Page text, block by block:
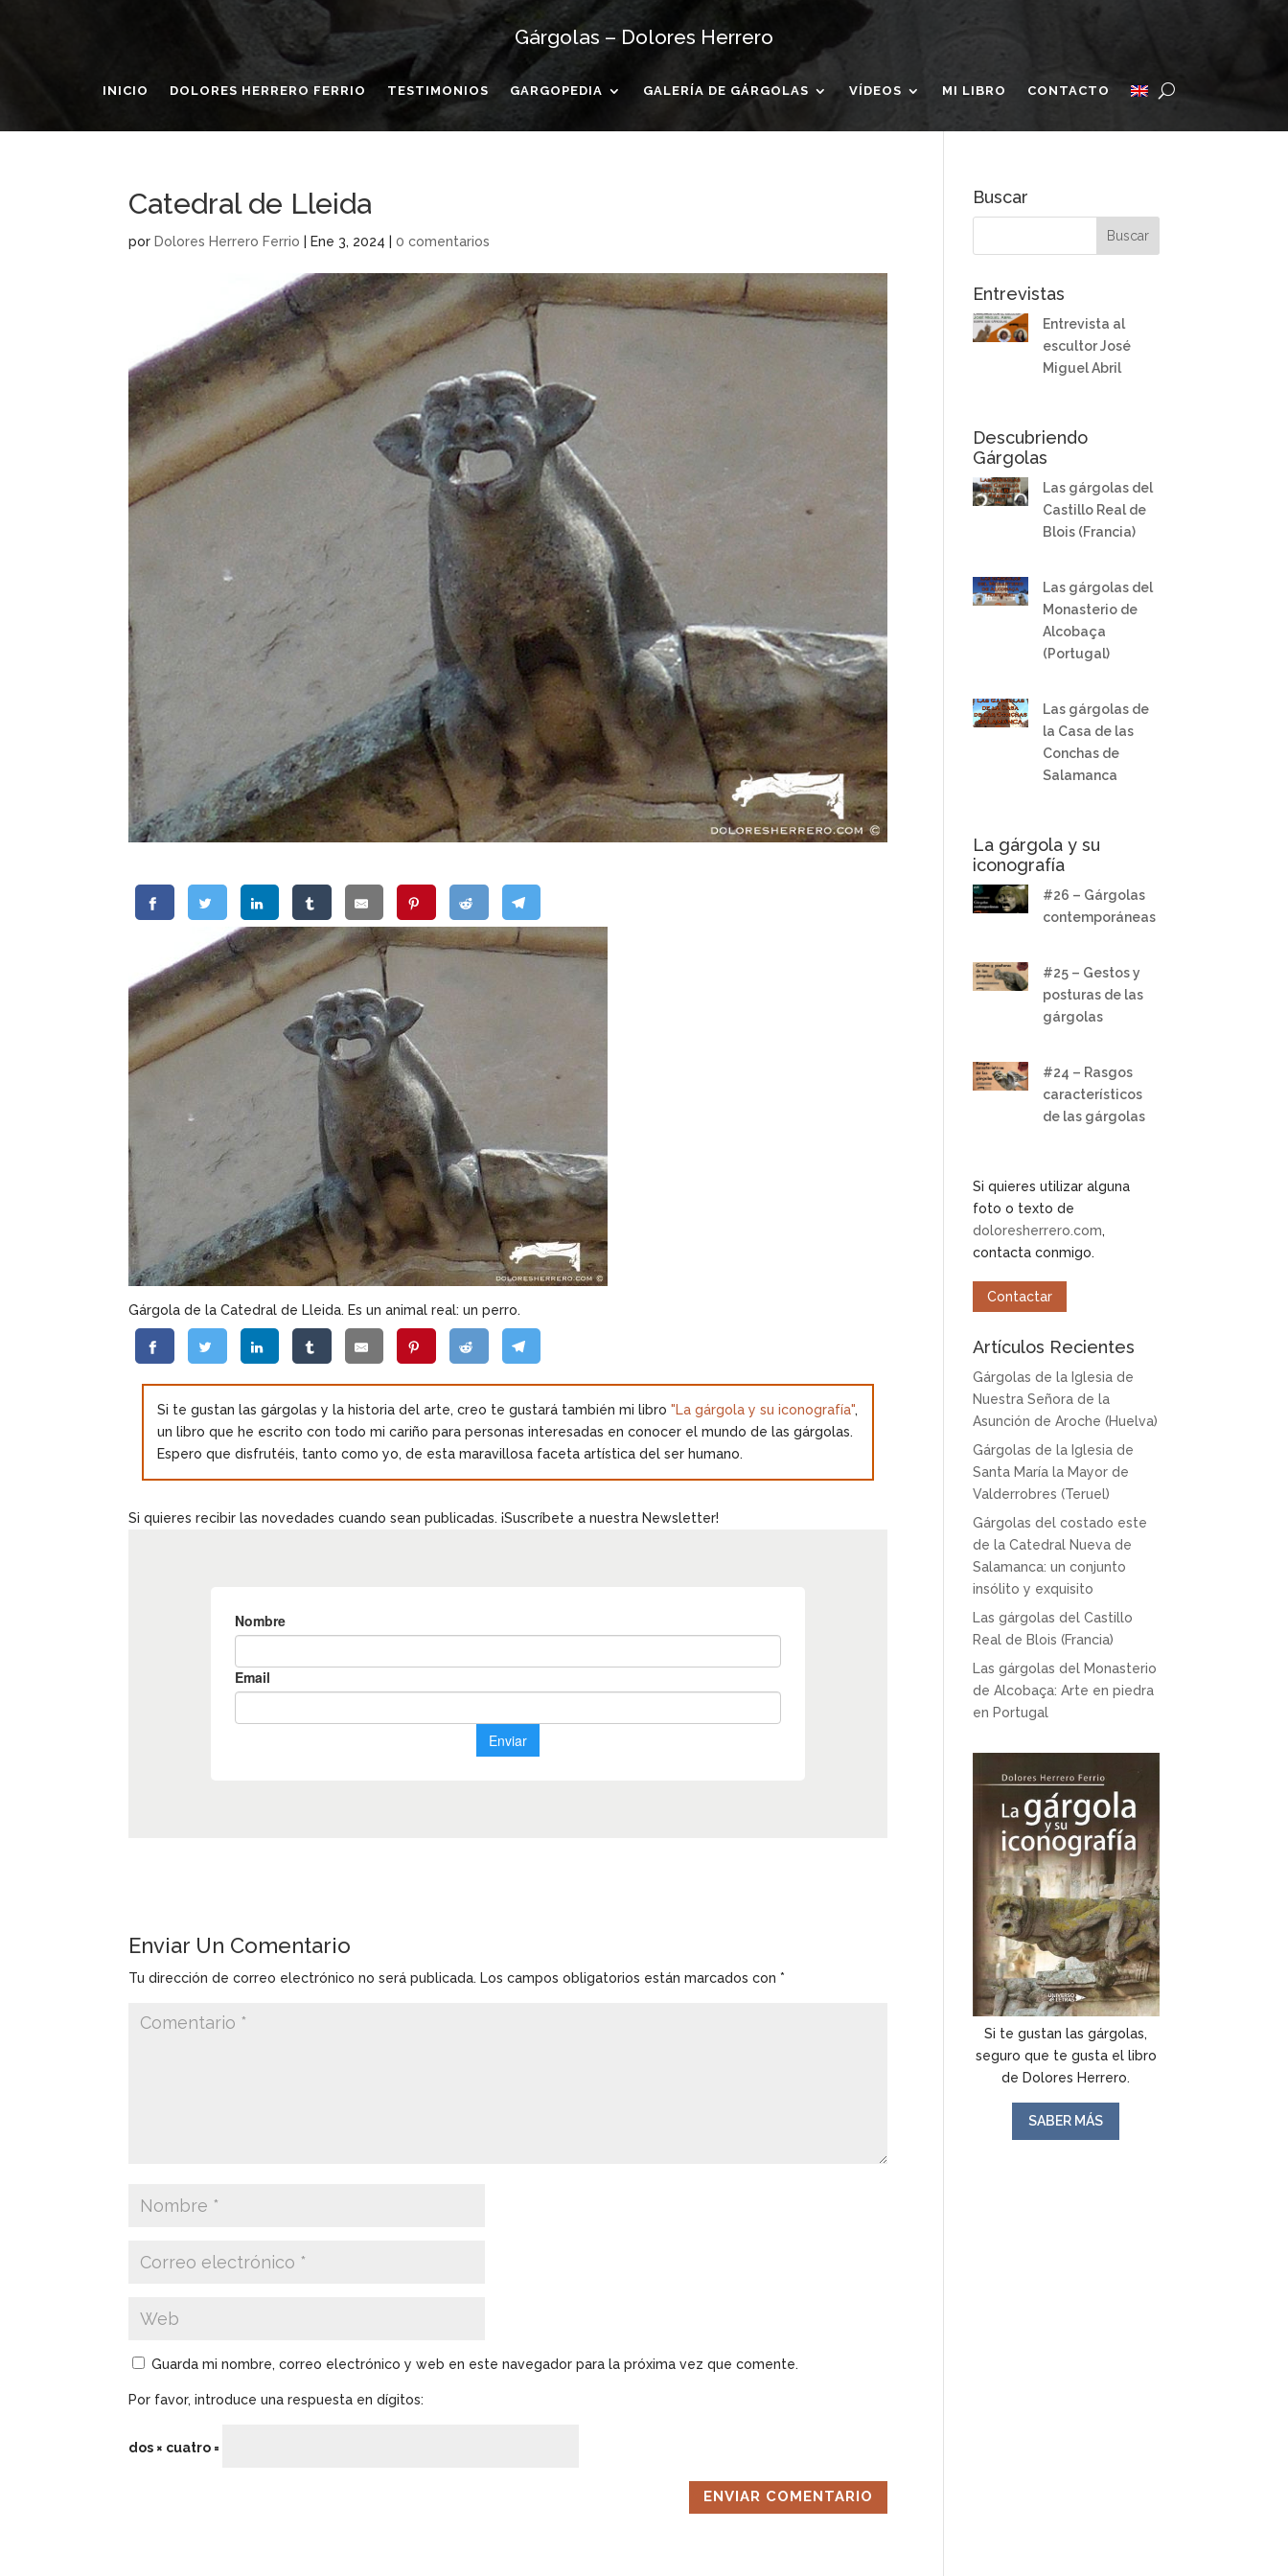
Gárgolas – Dolores Herrero
INICIO DOLORES HERRERO FERRIO TESTIMONIOS GARGOPEDIA GALERÍA DE GÁRGOLAS VÍDEOS MI LIBRO CONTACTO
Catedral de Lleida
por Dolores Herrero Ferrio Ene 3, 2024 |0 comentarios
Gárgola de la Catedral de Lleida. Es un animal real: un perro.
Si te gustan las gárgolas y la historia del arte, creo te gustará también mi libro"La gárgola y su iconografía",
un libro que he escrito con todo mi cariño para personas interesadas en conocer el mundo de las gárgolas.
Espero que disfrutéis, tanto como yo, de esta maravillosa faceta artística del ser humano.
Si quieres recibir las novedades cuando sean publicadas. ¡Suscríbete a nuestra Newsletter!
Enviar Un Comentario
Tu dirección de correo electrónico no será publicada. Los campos obligatorios están marcados con*
Guarda mi nombre, correo electrónico y web en este navegador para la próxima vez que comente.
Por favor, introduce una respuesta en dígitos:
dos × cuatro =
Buscar
Entrevistas
Entrevista al
escultor José
Miguel Abril
Descubriendo
Gárgolas
Las gárgolas del
Castillo Real de
Blois (Francia)
Las gárgolas del
Monasterio de
Alcobaça
(Portugal)
Las gárgolas de
la Casa de las
Conchas de
Salamanca
La gárgola y su
iconografía
#26 – Gárgolas
contemporáneas
#25 – Gestos y
posturas de las
gárgolas
#24 – Rasgos
característicos
de las gárgolas
Si quieres utilizar alguna
foto o texto de
doloresherrero.com,
contacta conmigo.
Contactar
Artículos Recientes
Gárgolas de la Iglesia de
Nuestra Señora de la
Asunción de Aroche (Huelva)
Gárgolas de la Iglesia de
Santa María la Mayor de
Valderrobres (Teruel)
Gárgolas del costado este
de la Catedral Nueva de
Salamanca: un conjunto
insólito y exquisito
Las gárgolas del Castillo
Real de Blois (Francia)
Las gárgolas del Monasterio
de Alcobaça: Arte en piedra
en Portugal
Si te gustan las gárgolas,
seguro que te gusta el libro
de Dolores Herrero.
SABER MÁS